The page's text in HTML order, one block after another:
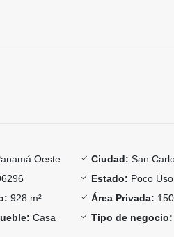
Oeste Ciudad: San
Estado: Poco Uso
928 m² Área Privada:
Casa Tipo de negocio: